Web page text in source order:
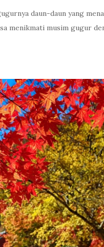
daun-daun yang
menikmati musim gugur